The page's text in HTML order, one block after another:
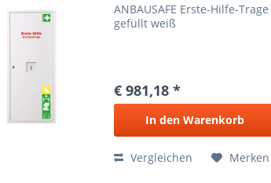
ANBAUSAFE Erste-Hilfe-Trage
gefüllt weiß
€ 981,18 *
In den Warenkorb
Vergleichen Merken